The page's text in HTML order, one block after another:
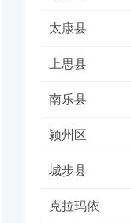
太康县
上思县
南乐县
颍州区
城步县
克拉玛依